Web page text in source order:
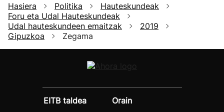
Hasiera Politika
Hauteskundeak
Foru eta Udal Hauteskundeak
Udal hauteskundeen emaitzak
2019
Gipuzkoa
Zegama
EITB taldea
Orain